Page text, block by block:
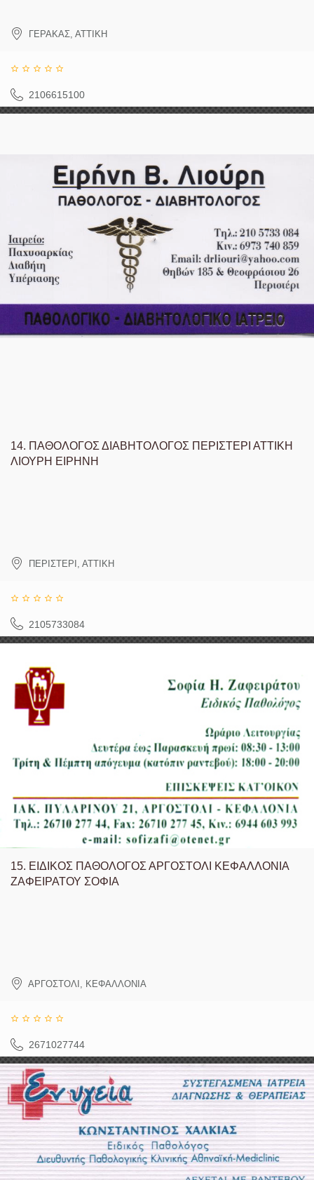
ΓΕΡΑΚΑΣ, ΑΤΤΙΚΗ
2106615100
14. ΠΑΘΟΛΟΓΟΣ ΔΙΑΒΗΤΟΛΟΓΟΣ ΠΕΡΙΣΤΕΡΙ ΑΤΤΙΚΗ
ΛΙΟΥΡΗ ΕΙΡΗΝΗ
ΠΕΡΙΣΤΕΡΙ , ΑΤΤΙΚΗ
2105733084
15. ΕΙΔΙΚΟΣ ΠΑΘΟΛΟΓΟΣ ΑΡΓΟΣΤΟΛΙ ΚΕΦΑΛΛΟΝΙΑ
ΖΑΦΕΙΡΑΤΟΥ ΣΟΦΙΑ
ΑΡΓΟΣΤΟΛΙ , ΚΕΦΑΛΛΟΝΙΑ
2671027744